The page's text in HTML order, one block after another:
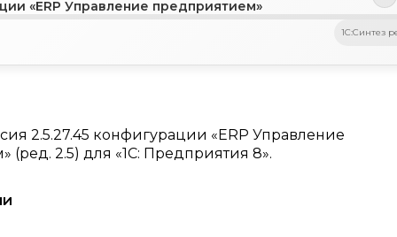
«ERP Управление предприятием»
1C:Синтез
2.5.27.45 конфигурации «ERP Управление
(ред. 2.5) для «1С: Предприятия 8».